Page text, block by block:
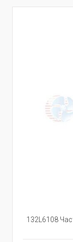
132L6108